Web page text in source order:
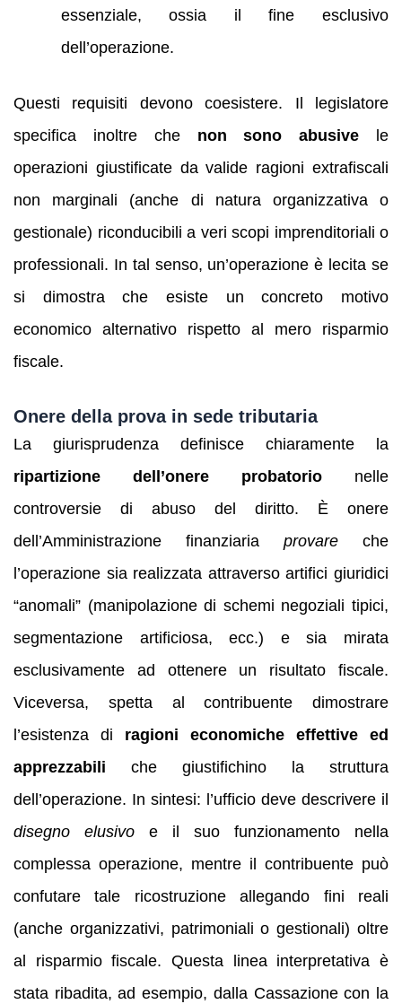
essenziale, ossia il fine esclusivo
dell’operazione.
Questi requisiti devono coesistere. Il legislatore
specifica inoltre che non sono abusive le
operazioni giustificate da valide ragioni extrafiscali
non marginali (anche di natura organizzativa o
gestionale) riconducibili a veri scopi imprenditoriali o
professionali. In tal senso, un’operazione è lecita se
si dimostra che esiste un concreto motivo
economico alternativo rispetto al mero risparmio
fiscale.
Onere della prova in sede tributaria
La giurisprudenza definisce chiaramente la
ripartizione dell’onere probatorio nelle
controversie di abuso del diritto. È onere
dell’Amministrazione finanziaria provare che
l’operazione sia realizzata attraverso artifici giuridici
“anomali” (manipolazione di schemi negoziali tipici,
segmentazione artificiosa, ecc.) e sia mirata
esclusivamente ad ottenere un risultato fiscale.
Viceversa, spetta al contribuente dimostrare
l’esistenza di ragioni economiche effettive ed
apprezzabili che giustifichino la struttura
dell’operazione. In sintesi: l’ufficio deve descrivere il
disegno elusivo e il suo funzionamento nella
complessa operazione, mentre il contribuente può
confutare tale ricostruzione allegando fini reali
(anche organizzativi, patrimoniali o gestionali) oltre
al risparmio fiscale. Questa linea interpretativa è
stata ribadita, ad esempio, dalla Cassazione con la